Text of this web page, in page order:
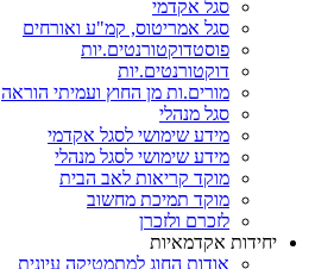
סגל אקדמי
סגל אמריטוס, קמ"ע ואורחים
פוסטדוקטורנטים.יות
דוקטורנטים.יות
מורים.ות מן החוץ ועמיתי הוראה
סגל מנהלי
מידע שימושי לסגל אקדמי
מידע שימושי לסגל מנהלי
מוקד קריאות לאב הבית
מוקד תמיכת מחשוב
לזכרם ולזכרן
יחידות אקדמאיות
אודות החוג למתמטיקה עיונית